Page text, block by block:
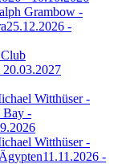
Grambow -
25.12.2026 -
20.03.2027
Witthüser -
Bay -
Witthüser -
11.11.2026 -